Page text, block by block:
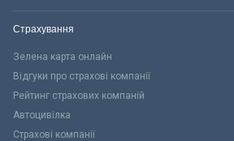
Страхування
Зелена карта онлайн
Відгуки про страхові компанії
Рейтинг страхових компаній
Автоцивілка
Страхові компанії